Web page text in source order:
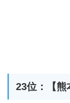
23位：【熊